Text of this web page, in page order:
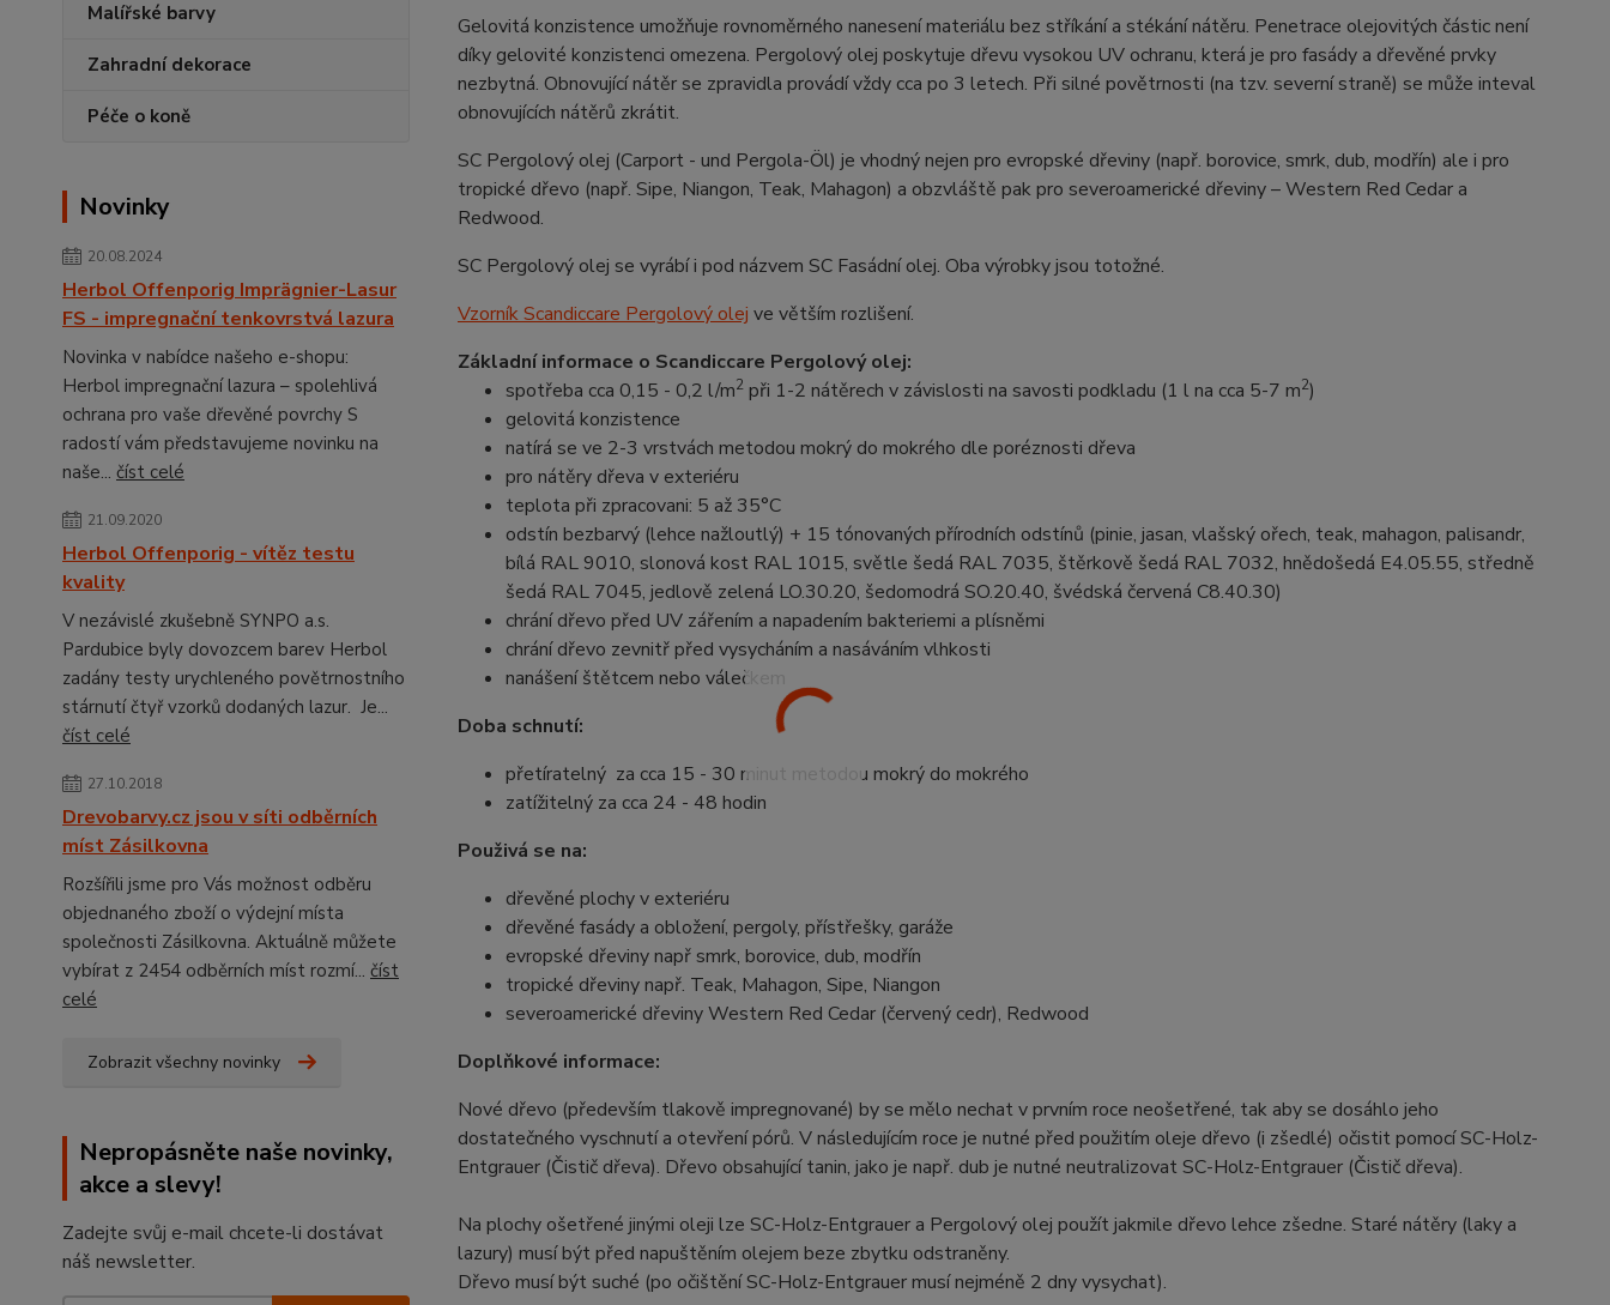
Malířské barvy
Zahradní dekorace
Péče o koně
Novinky
20.08.2024
Herbol Offenporig Imprägnier-Lasur
FS - impregnační tenkovrstvá lazura
Novinka v nabídce našeho e-shopu:
Herbol impregnační lazura – spolehlivá
ochrana pro vaše dřevěné povrchy S
radostí vám představujeme novinku na
naše... číst celé
21.09.2020
Herbol Offenporig - vítěz testu
kvality
V nezávislé zkušebně SYNPO a.s.
Pardubice byly dovozcem barev Herbol
zadány testy urychleného povětrnostního
stárnutí čtyř vzorků dodaných lazur. Je...
číst celé
27.10.2018
Drevobarvy.cz jsou v síti odběrních
míst Zásilkovna
Rozšířili jsme pro Vás možnost odběru
objednaného zboží o výdejní místa
společnosti Zásilkovna. Aktuálně můžete
vybírat z 2454 odběrních míst rozmí... číst
celé
Zobrazit všechny novinky
Nepropásněte naše novinky,
akce a slevy!
Zadejte svůj e-mail chcete-li dostávat
náš newsletter.
Gelovitá konzistence umožňuje rovnoměrného nanesení materiálu bez stříkání a stékání nátěru. Penetrace olejovitých částic není
díky gelovité konzistenci omezena. Pergolový olej poskytuje dřevu vysokou UV ochranu, která je pro fasády a dřevěné prvky
nezbytná. Obnovující nátěr se zpravidla provádí vždy cca po 3 letech. Při silné povětrnosti (na tzv. severní straně) se může inteval
obnovujících nátěrů zkrátit.
SC Pergolový olej (Carport - und Pergola-Öl) je vhodný nejen pro evropské dřeviny (např. borovice, smrk, dub, modřín) ale i pro
tropické dřevo (např. Sipe, Niangon, Teak, Mahagon) a obzvláště pak pro severoamerické dřeviny – Western Red Cedar a
Redwood.
SC Pergolový olej se vyrábí i pod názvem SC Fasádní olej. Oba výrobky jsou totožné.
Vzorník Scandiccare Pergolový olej ve větším rozlišení.
Základní informace o Scandiccare Pergolový olej:
spotřeba cca 0,15 - 0,2 l/m2při 1-2 nátěrech v závislosti na savosti podkladu (1 l na cca 5-7 m2)
gelovitá konzistence
natírá se ve 2-3 vrstvách metodou mokrý do mokrého dle poréznosti dřeva
pro nátěry dřeva v exteriéru
teplota při zpracovani: 5 až 35°C
odstín bezbarvý (lehce nažloutlý) + 15 tónovaných přírodních odstínů (pinie, jasan, vlašský ořech, teak, mahagon, palisandr,
bílá RAL 9010, slonová kost RAL 1015, světle šedá RAL 7035, štěrkově šedá RAL 7032, hnědošedá E4.05.55, středně
šedá RAL 7045, jedlově zelená LO.30.20, šedomodrá SO.20.40, švédská červená C8.40.30)
chrání dřevo před UV zářením a napadením bakteriemi a plísněmi
chrání dřevo zevnitř před vysycháním a nasáváním vlhkosti
nanášení štětcem nebo válečkem
Doba schnutí:
přetíratelný za cca 15 - 30 minut metodou mokrý do mokrého
zatížitelný za cca 24 - 48 hodin
Použivá se na:
dřevěné plochy v exteriéru
dřevěné fasády a obložení, pergoly, přístřešky, garáže
evropské dřeviny např smrk, borovice, dub, modřín
tropické dřeviny např. Teak, Mahagon, Sipe, Niangon
severoamerické dřeviny Western Red Cedar (červený cedr), Redwood
Doplňkové informace:
Nové dřevo (především tlakově impregnované) by se mělo nechat v prvním roce neošetřené, tak aby se dosáhlo jeho
dostatečného vyschnutí a otevření pórů. V následujícím roce je nutné před použitím oleje dřevo (i zšedlé) očistit pomocí SC-Holz-
Entgrauer (Čistič dřeva). Dřevo obsahující tanin, jako je např. dub je nutné neutralizovat SC-Holz-Entgrauer (Čistič dřeva).
Na plochy ošetřené jinými oleji lze SC-Holz-Entgrauer a Pergolový olej použít jakmile dřevo lehce zšedne. Staré nátěry (laky a
lazury) musí být před napuštěním olejem beze zbytku odstraněny.
Dřevo musí být suché (po očištění SC-Holz-Entgrauer musí nejméně 2 dny vysychat).